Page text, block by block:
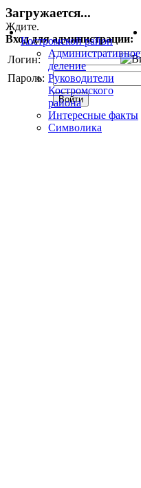
Загружается...
Ждите.
Вход для администрации:
Логин:
Пароль:
Костромской район
Административное
деление
Руководители
Костромского
района
Интересные факты
Символика